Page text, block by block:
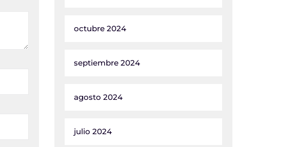
octubre 2024
septiembre 2024
agosto 2024
julio 2024